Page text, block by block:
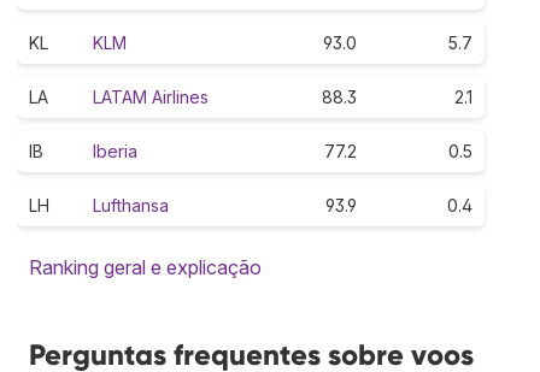
KL KLM 93.0 5.7
LA LATAM Airlines 88.3 2.1
IB Iberia 77.2 0.5
LH Lufthansa 93.9 0.4
Ranking geral e explicação
Perguntas frequentes sobre voos